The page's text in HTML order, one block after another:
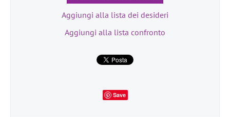
Aggiungi alla lista dei desideri
Aggiungi alla lista confronto
Save